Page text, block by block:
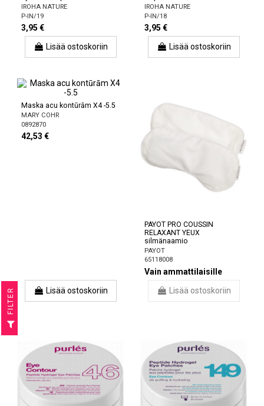
IROHA NATURE
P-IN/19
3,95 €
Lisää ostoskoriin
IROHA NATURE
P-IN/18
3,95 €
Lisää ostoskoriin
Maska acu kontūrām X4 -5.5
MARY COHR
0892870
42,53 €
Lisää ostoskoriin
PAYOT PRO COUSSIN
RELAXANT YEUX
silmänaamio
PAYOT
65118008
Vain ammattilaisille
Lisää ostoskoriin
R